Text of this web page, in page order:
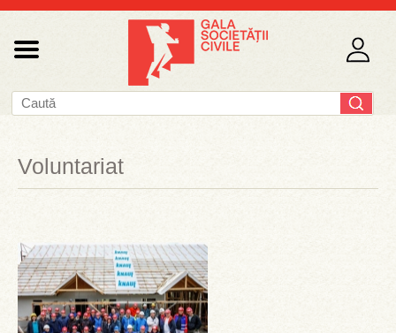
Voluntariat